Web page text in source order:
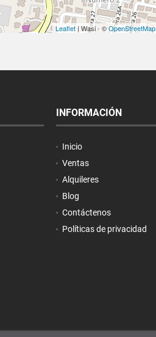
Leaflet| Wasi - ©OpenStreetMap
INFORMACIÓN
Inicio
Ventas
Alquileres
Blog
Contáctenos
Políticas de privacidad